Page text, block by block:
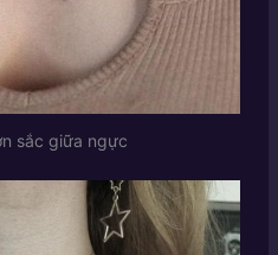
sắc giữa ngực